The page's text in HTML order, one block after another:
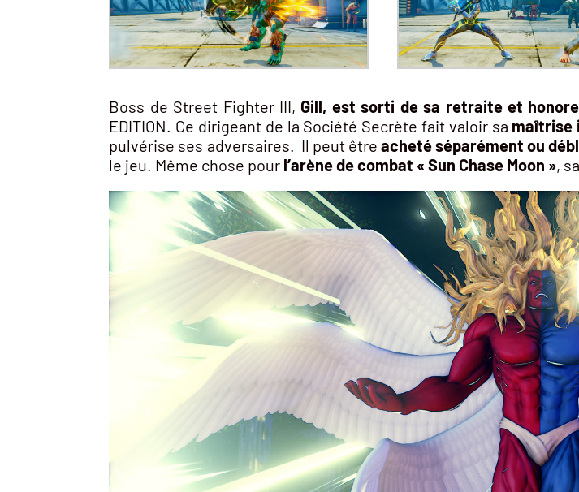
Boss de Street Fighter III, Gill, est sorti de sa retraite et
EDITION. Ce dirigeant de la Société Secrète fait valoir sa maîtrise
pulvérise ses adversaires. Il peut être acheté séparément ou
le jeu. Même chose pour l’arène de combat « Sun Chase Moon »,